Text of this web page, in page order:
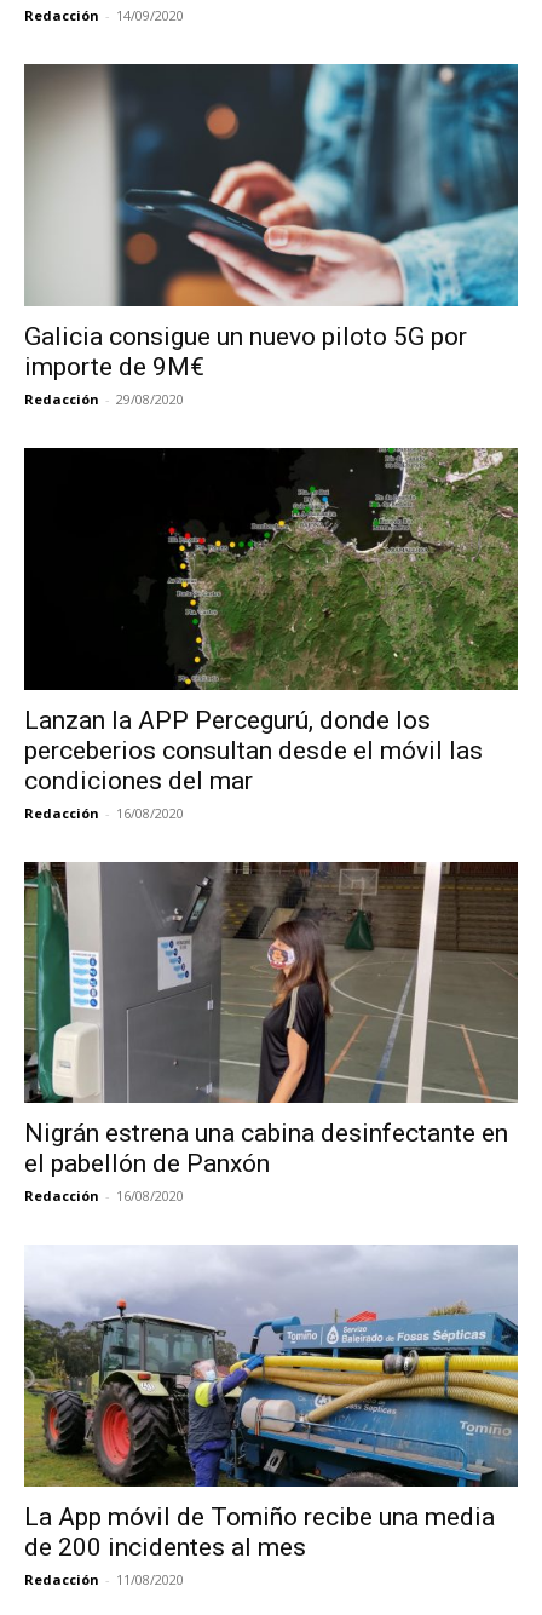
Redacción - 14/09/2020
Galicia consigue un nuevo piloto 5G por
importe de 9M€
Redacción - 29/08/2020
Lanzan la APP Percegurú, donde los
perceberios consultan desde el móvil las
condiciones del mar
Redacción - 16/08/2020
Nigrán estrena una cabina desinfectante en
el pabellón de Panxón
Redacción - 16/08/2020
La App móvil de Tomiño recibe una media
de 200 incidentes al mes
Redacción - 11/08/2020